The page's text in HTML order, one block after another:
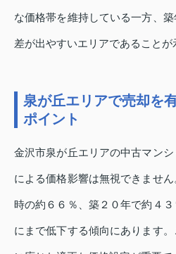
な価格帯を維持している一方、
差が出やすいエリアであることが
泉が丘エリアで売却を
ポイント
金沢市泉が丘エリアの中古マン
による価格影響は無視できませ
時の約６６％、築２０年で約４
にまで低下する傾向にあります